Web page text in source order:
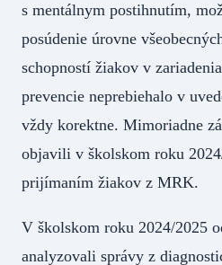
s mentálnym postihnutím,
posúdenie úrovne
schopností žiakov v
prevencie neprebiehalo v
vždy korektne. Mimoriadne
objavili v školskom roku
prijímaním žiakov z MRK.
V školskom roku 2024/2025
analyzovali správy z